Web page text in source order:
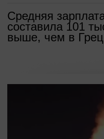
Средняя
составила 101
выше, чем в